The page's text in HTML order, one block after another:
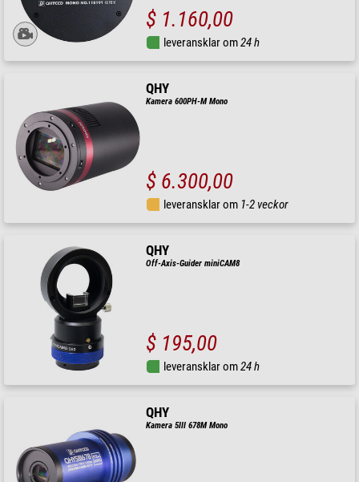
$ 1.160,00
leveransklar om24 h
QHY
Kamera 600PH-M Mono
$ 6.300,00
leveransklar om 1-2 veckor
QHY
Off-Axis-Guider miniCAM8
$ 195,00
leveransklar om24 h
QHY
Kamera 5III 678M Mono